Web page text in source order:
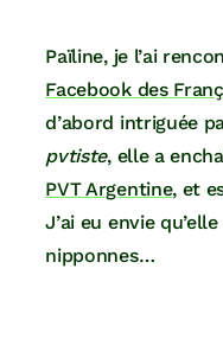
Païline, je l’ai
Facebook des
d’abord intriguée
pvtiste, elle a
PVT Argentine, et
J’ai eu envie
nipponnes…